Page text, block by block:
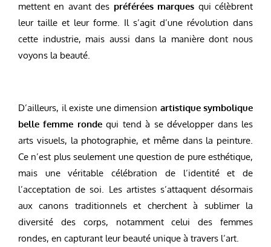
mettent en avant des préférées marques qui célèbrent
leur taille et leur forme. Il s’agit d’une révolution dans
cette industrie, mais aussi dans la manière dont nous
voyons la beauté.
D’ailleurs, il existe une dimension artistique symbolique
belle femme rondequi tend à se développer dans les
arts visuels, la photographie, et même dans la peinture.
Ce n’est plus seulement une question de pure esthétique,
mais une véritable célébration de l’identité et de
l’acceptation de soi. Les artistes s’attaquent désormais
aux canons traditionnels et cherchent à sublimer la
diversité des corps, notamment celui des femmes
rondes, en capturant leur beauté unique à travers l’art.